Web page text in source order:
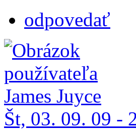
odpovedať
Št, 03. 09. 09 -